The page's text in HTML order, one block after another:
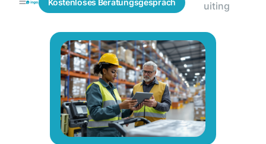
Kostenloses Beratungsgespräch
Recruiting